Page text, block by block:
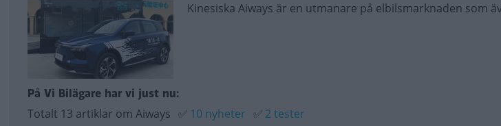
Kinesiska Aiways är en utmanare på elbilsmarknaden som
På Vi Bilägare har vi just nu:
Totalt 13 artiklar om Aiways ✅ 10 nyheter ✅ 2 tester